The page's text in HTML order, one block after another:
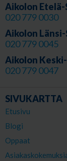
Aikolon Etelä-
020 779 0030
Aikolon Länsi-
020 779 0045
Aikolon
020 779 0047
SIVUKARTTA
Etusivu
Blogi
Oppaat